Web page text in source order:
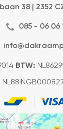
38 | 2352
085 - 06 06
BTW: